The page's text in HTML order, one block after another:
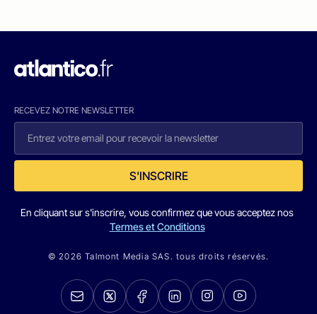
RECEVEZ NOTRE NEWSLETTER
S'INSCRIRE
En cliquant sur s'inscrire, vous confirmez que vous acceptez nos
Termes et Conditions
© 2026 Talmont Media SAS. tous droits réservés.